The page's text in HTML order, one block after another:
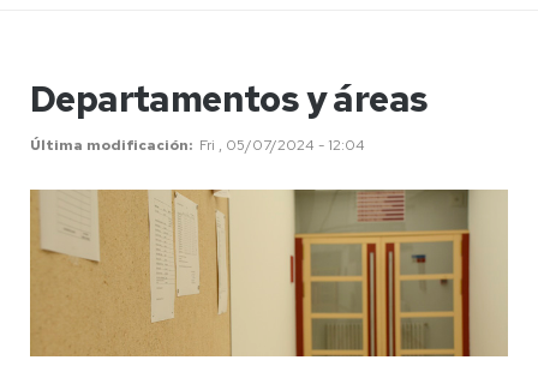
Departamentos y áreas
Última modificación Fri , 05/07/2024 - 12:04